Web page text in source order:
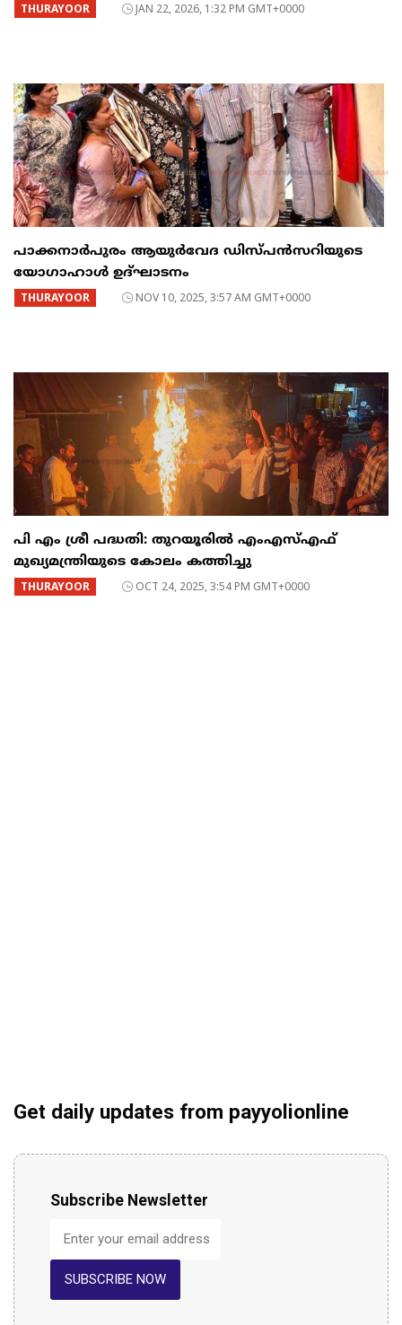
THURAYOOR JAN 22, 2026, 1:32 PM GMT+0000
പാക്കനാർപുരം ആയുർവേദ ഡിസ്പൻസറിയുടെ
യോഗാഹാൾ ഉദ്ഘാടനം
THURAYOOR NOV 10, 2025, 3:57 AM GMT+0000
പി എം ശ്രീ പദ്ധതി: തുറയൂരിൽ എംഎസ്എഫ്
മുഖ്യമന്ത്രിയുടെ കോലം കത്തിച്ചു
THURAYOOR OCT 24, 2025, 3:54 PM GMT+0000
Get daily updates from payyolionline
Subscribe Newsletter
SUBSCRIBE NOW